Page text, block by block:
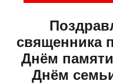
священника
Днём
Днём